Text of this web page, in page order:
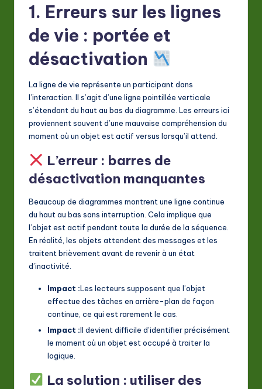
ti
o
1. Erreurs sur les lignes
de vie : portée et
désactivation
La ligne de vie représente un participant dans
l’interaction. Il s’agit d’une ligne pointillée verticale
s’étendant du haut au bas du diagramme. Les erreurs ici
proviennent souvent d’une mauvaise compréhension du
moment où un objet est actif versus lorsqu’il attend.
L’erreur : barres de
désactivation manquantes
Beaucoup de diagrammes montrent une ligne continue
du haut au bas sans interruption. Cela implique que
l’objet est actif pendant toute la durée de la séquence.
En réalité, les objets attendent des messages et les
traitent brièvement avant de revenir à un état
d’inactivité.
Impact :Les lecteurs supposent que l’objet
effectue des tâches en arrière-plan de façon
continue, ce qui est rarement le cas.
Impact :Il devient difficile d’identifier précisément
le moment où un objet est occupé à traiter la
logique.
La solution : utiliser des